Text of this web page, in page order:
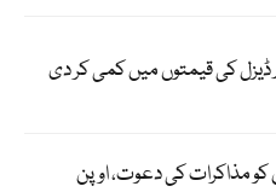
ڈیزل کی قیمتوں میں کمی کر دی
کو مذاکرات کی دعوت، اوپن